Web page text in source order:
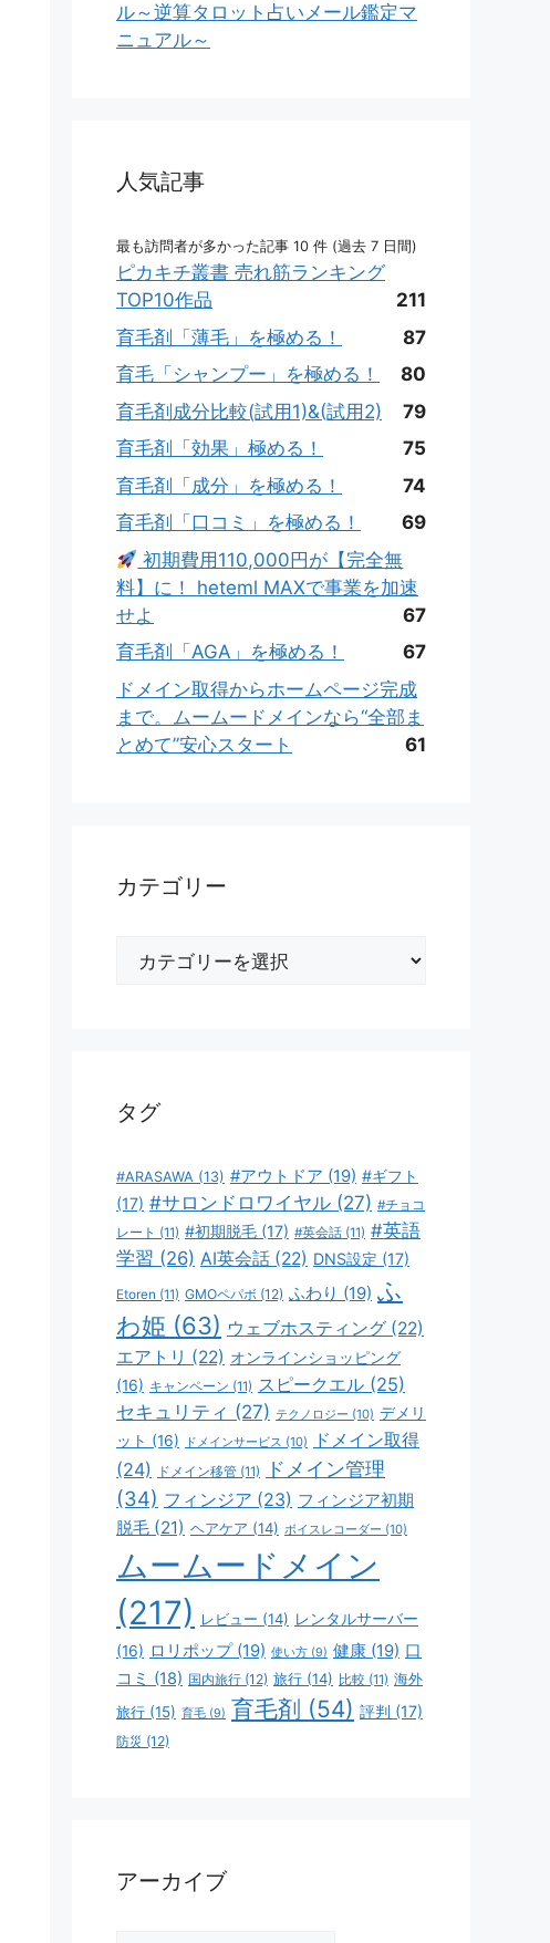
ル～逆算タロット占いメール鑑定マ
ニュアル～
人気記事
最も訪問者が多かった記事 10 件 (過去 7 日間)
ピカキチ叢書 売れ筋ランキング
TOP10作品
211
育毛剤「薄毛」を極める！
87
育毛「シャンプー」を極める！
80
育毛剤成分比較(試用1)&(試用2)
79
育毛剤「効果」極める！
75
育毛剤「成分」を極める！
74
育毛剤「口コミ」を極める！
69
初期費用110,000円が【完全無
料】に！ heteml MAXで事業を加速
せよ
67
育毛剤「AGA」を極める！
67
ドメイン取得からホームページ完成
まで。ムームードメインなら“全部ま
とめて”安心スタート
61
カテゴリー
タグ
#ARASAWA (13) #アウトドア (19) #ギフト
(17) #サロンドロワイヤル (27) #チョコ
レート (11) #初期脱毛 (17) #英会話 (11) #英語
学習 (26) AI英会話 (22) DNS設定 (17)
Etoren (11) GMOペパボ (12) ふわり (19) ふ
わ姫 (63) ウェブホスティング (22)
エアトリ (22) オンラインショッピング
(16) キャンペーン (11) スピークエル (25)
セキュリティ (27) テクノロジー (10) デメリ
ット (16) ドメインサービス (10)
ドメイン取得
(24)
ドメイン移管 (11)
ドメイン管理
(34) フィンジア (23) フィンジア初期
脱毛 (21) ヘアケア (14) ボイスレコーダー (10)
ムームードメイン
(217)
レビュー (14) レンタルサーバー
(16) ロリポップ(19) 使い方 (9) 健康 (19) 口
コミ (18) 国内旅行 (12) 旅行 (14) 比較 (11) 海外
旅行 (15) 育毛 (9) 育毛剤 (54) 評判 (17)
防災 (12)
アーカイブ